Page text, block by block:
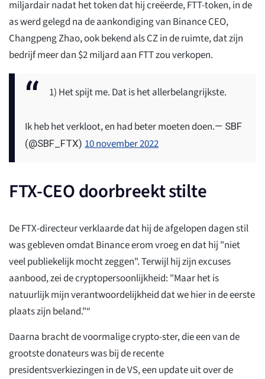
miljardair nadat het token dat hij creëerde, FTT-token, in de
as werd gelegd na de aankondiging van Binance CEO,
Changpeng Zhao, ook bekend als CZ in de ruimte, dat zijn
bedrijf meer dan $2 miljard aan FTT zou verkopen.
1) Het spijt me. Dat is het allerbelangrijkste.
Ik heb het verkloot, en had beter moeten doen.— SBF
(@SBF_FTX) 10 november 2022
FTX-CEO doorbreekt stilte
De FTX-directeur verklaarde dat hij de afgelopen dagen stil
was gebleven omdat Binance erom vroeg en dat hij "niet
veel publiekelijk mocht zeggen". Terwijl hij zijn excuses
aanbood, zei de cryptopersoonlijkheid: "Maar het is
natuurlijk mijn verantwoordelijkheid dat we hier in de eerste
plaats zijn beland."“
Daarna bracht de voormalige crypto-ster, die een van de
grootste donateurs was bij de recente
presidentsverkiezingen in de VS, een update uit over de